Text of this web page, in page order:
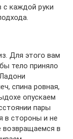
с каждой руки
Для этого вам
тело приняло
спина ровная,
опускаем
пары
в стороны и не
возвращаемся в